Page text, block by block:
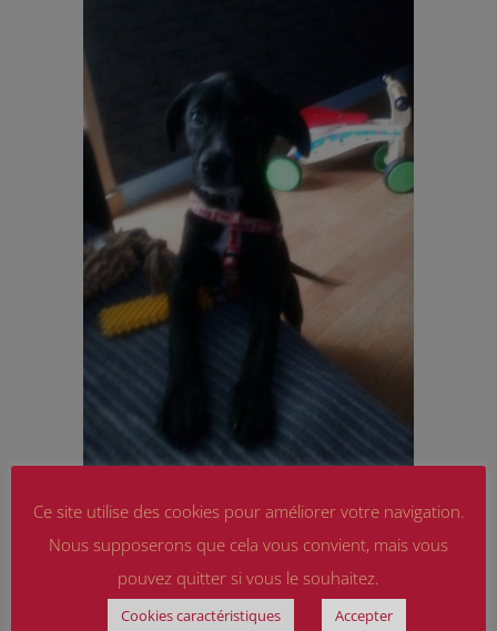
Ce site utilise des cookies pour améliorer votre navigation.
Nous supposerons que cela vous convient, mais vous
pouvez quitter si vous le souhaitez.
Cookies caractéristiques Accepter